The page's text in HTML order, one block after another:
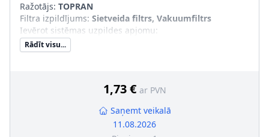
Ražotājs: TOPRAN
Filtra izpildījums: Sietveida filtrs, Vakuumfiltrs
Ievērot sistēmas uzpildes apjomu:
Rādīt visu...
1,73 € ar PVN
Saņemt veikalā
11.08.2026